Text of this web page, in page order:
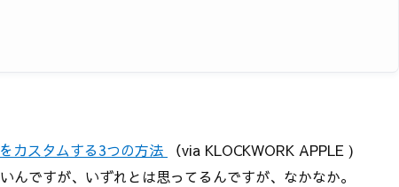
カスタムする3つの方法
（via KLOCKWORK APPLE )
んですが、いずれとは思ってるんですが、なかなか。